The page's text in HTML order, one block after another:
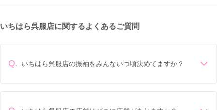
いちはら呉服店に関するよくあるご質問
Q. いちはら呉服店の振袖をみんないつ頃決めてますか？